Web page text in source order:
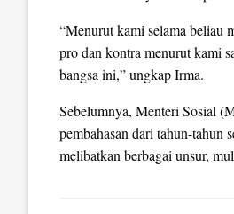
“Menurut kami selama beliau
pro dan kontra menurut kami
bangsa ini,” ungkap Irma.
Sebelumnya, Menteri Sosial
pembahasan dari tahun-tahun
melibatkan berbagai unsur,